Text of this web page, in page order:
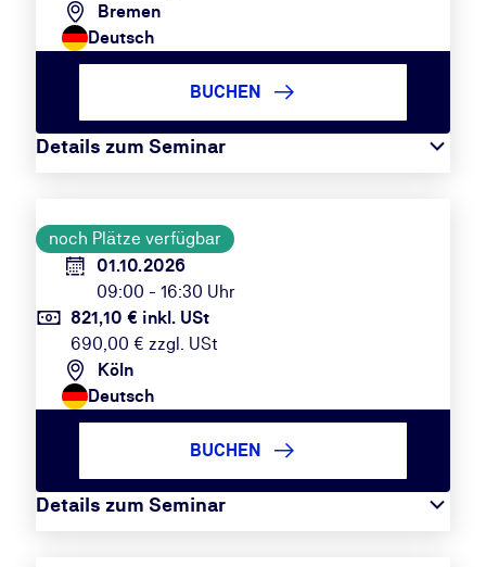
Bremen
Deutsch
Details zum Seminar
BUCHEN
noch Plätze verfügbar
01.10.2026
09:00 - 16:30 Uhr
821,10 € inkl. USt
690,00 € zzgl. USt
Köln
Deutsch
Details zum Seminar
BUCHEN